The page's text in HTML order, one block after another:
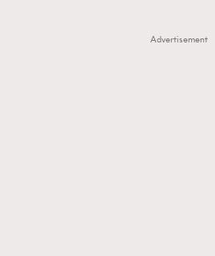
Advertisement